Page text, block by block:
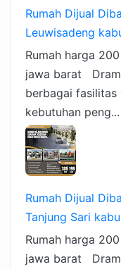
Rumah Dijual
Leuwisadeng
Rumah harga
jawa barat
berbagai fasilitas
kebutuhan peng...
Rumah Dijual
Tanjung Sari
Rumah harga
jawa barat